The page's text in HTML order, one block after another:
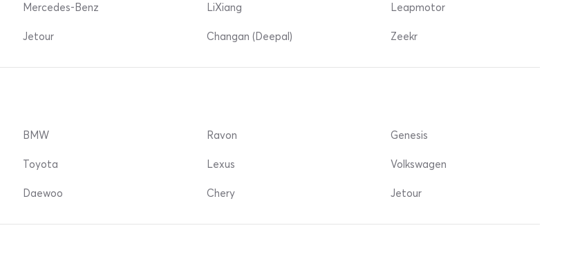
Mercedes-Benz
Jetour
LiXiang
Changan (Deepal)
Leapmotor
Zeekr
BMW
Toyota
Daewoo
Ravon
Lexus
Chery
Genesis
Volkswagen
Jetour